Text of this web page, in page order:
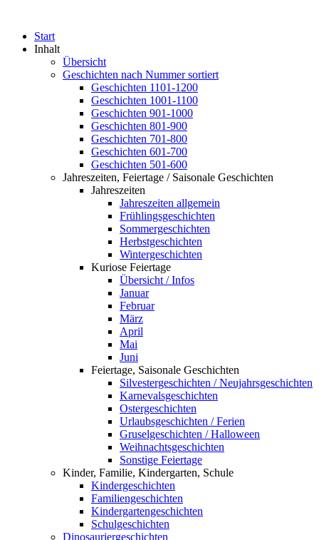
Start
Inhalt
Übersicht
Geschichten nach Nummer sortiert
Geschichten 1101-1200
Geschichten 1001-1100
Geschichten 901-1000
Geschichten 801-900
Geschichten 701-800
Geschichten 601-700
Geschichten 501-600
Jahreszeiten, Feiertage / Saisonale Geschichten
Jahreszeiten
Jahreszeiten allgemein
Frühlingsgeschichten
Sommergeschichten
Herbstgeschichten
Wintergeschichten
Kuriose Feiertage
Übersicht / Infos
Januar
Februar
März
April
Mai
Juni
Feiertage, Saisonale Geschichten
Silvestergeschichten / Neujahrsgeschichten
Karnevalsgeschichten
Ostergeschichten
Urlaubsgeschichten / Ferien
Gruselgeschichten / Halloween
Weihnachtsgeschichten
Sonstige Feiertage
Kinder, Familie, Kindergarten, Schule
Kindergeschichten
Familiengeschichten
Kindergartengeschichten
Schulgeschichten
Dinosauriergeschichten